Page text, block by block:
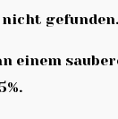
nicht gefunden.
einem